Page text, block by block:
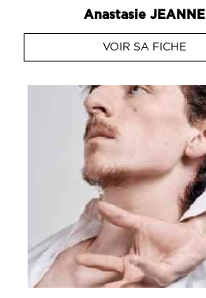
Anastasie JEANNE
VOIR SA FICHE